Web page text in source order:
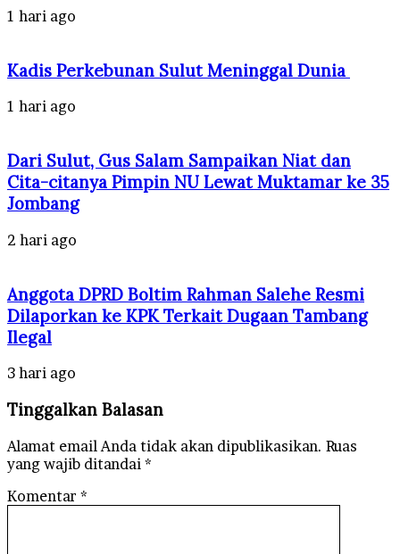
1 hari ago
Kadis Perkebunan Sulut Meninggal Dunia
1 hari ago
Dari Sulut, Gus Salam Sampaikan Niat dan
Cita-citanya Pimpin NU Lewat Muktamar ke 35
Jombang
2 hari ago
Anggota DPRD Boltim Rahman Salehe Resmi
Dilaporkan ke KPK Terkait Dugaan Tambang
Ilegal
3 hari ago
Tinggalkan Balasan
Alamat email Anda tidak akan dipublikasikan. Ruas
yang wajib ditandai *
Komentar *